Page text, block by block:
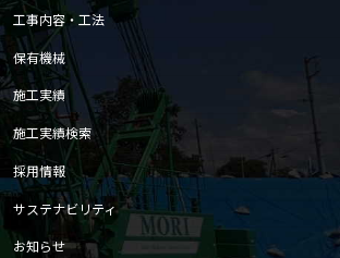
工事内容・工法
保有機械
施工実績
施工実績検索
採用情報
サステナビリティ
お知らせ